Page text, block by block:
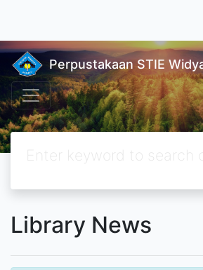
Perpustakaan STIE
Library News